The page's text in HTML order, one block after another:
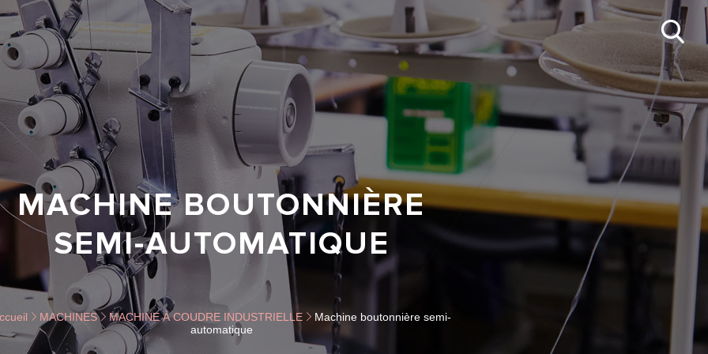
MACHINE BOUTONNIÈRE
SEMI-AUTOMATIQUE
MACHINES MACHINE À COUDRE INDUSTRIELLE
Machine boutonnière semi-
automatique